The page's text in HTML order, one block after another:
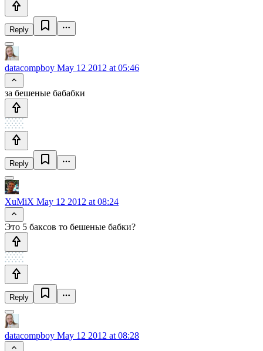
Reply
datacompboy May 12 2012 at 05:46
за бешеные бабабки
Reply
XuMiX May 12 2012 at 08:24
Это 5 баксов то бешеные бабки?
Reply
datacompboy May 12 2012 at 08:28